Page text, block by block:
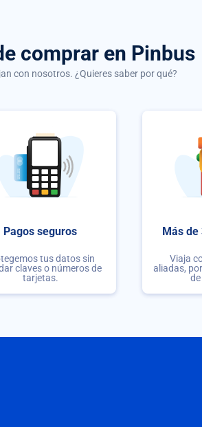
comprar en Pinbus
con nosotros. ¿Quieres saber por qué?
Pagos seguros
tus datos sin
claves o números de
tarjetas.
Más de
Viaja
aliadas,